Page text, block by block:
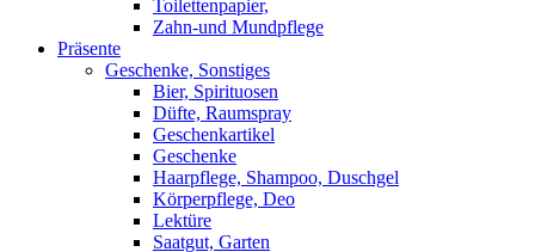
Toilettenpapier,
Zahn-und Mundpflege
Präsente
Geschenke, Sonstiges
Bier, Spirituosen
Düfte, Raumspray
Geschenkartikel
Geschenke
Haarpflege, Shampoo, Duschgel
Körperpflege, Deo
Lektüre
Saatgut, Garten